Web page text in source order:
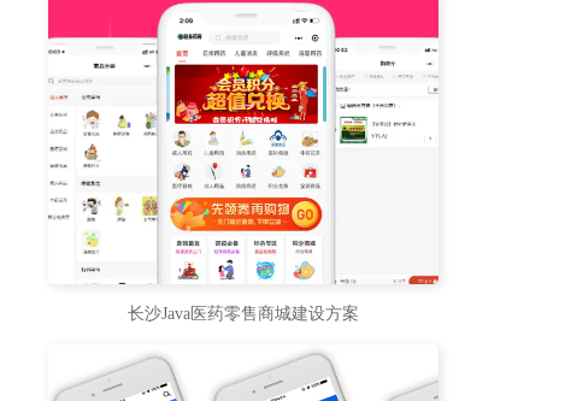
长沙Java医药零售商城建设方案